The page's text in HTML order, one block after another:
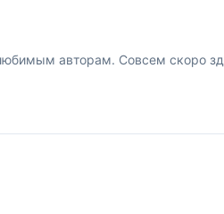
авторам. Совсем скоро